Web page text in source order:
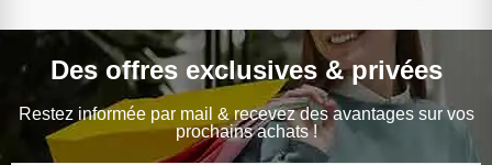
Des offres exclusives & privées
Restez informée par mail & recevez des avantages sur vos
prochains achats !